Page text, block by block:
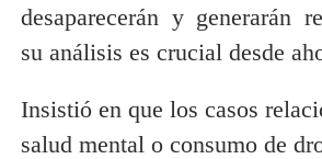
desaparecerán y generarán
su análisis es crucial desde
Insistió en que los casos
salud mental o consumo de